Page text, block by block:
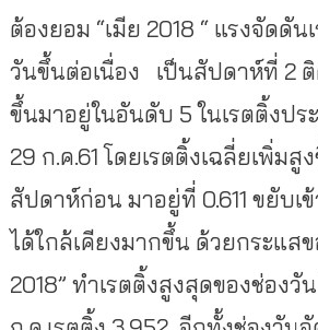
ต้องยอม “เมีย 2018 “ แรงจัดดัน
วันขึ้นต่อเนื่อง เป็นสัปดาห์ที่ 2
ขึ้นมาอยู่ในอันดับ 5 ในเรตติ้งปร
29 ก.ค.61 โดยเรตติ้งเฉลี่ยเพิ่มสู
สัปดาห์ก่อน มาอยู่ที่ 0.611 ขยับเ
ได้ใกล้เคียงมากขึ้น ด้วยกระแสข
2018” ทำเรตติ้งสูงสุดของช่องวั